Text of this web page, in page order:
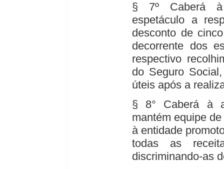
§ 7º Caberá à
espetáculo a
desconto de
decorrente dos
respectivo
do Seguro
úteis após a
§ 8° Caberá à
mantém equipe
à entidade
todas as
discriminando-as